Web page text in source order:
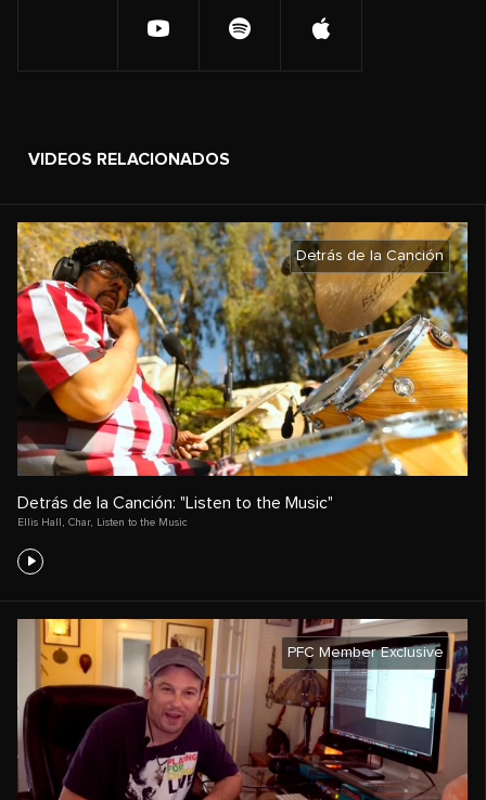
VIDEOS RELACIONADOS
Detrás de la Canción
Detrás de la Canción: "Listen to the Music"
Ellis Hall Char, Listen to the Music
PFC Member Exclusive